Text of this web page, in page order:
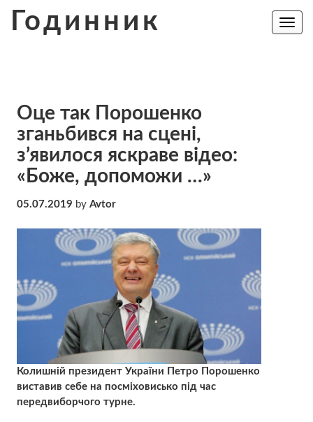
Годинник
Toggle
Оце так Порошенко
зганьбився на сцені,
з’явилося яскраве відео:
«Боже, допоможи …»
05.07.2019 by Avtor
Колишній президент України Петро Порошенко
виставив себе на посміховисько під час
передвиборчого турне.